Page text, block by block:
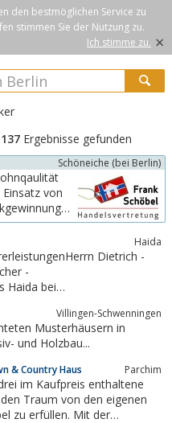
den bestmöglichen Service zu
stimmen Sie der Nutzung zu.
Ich stimme zu. ×
137 Ergebnisse gefunden
Schöneiche (bei Berlin)
von max
optimale
Haida
Dietrich -
Haida bei
Villingen-Schwenningen
Musterhäusern in
in Massiv- und Holzbau...
& Country Haus Parchim
im Kaufpreis enthaltene
zu erfüllen. Mit der